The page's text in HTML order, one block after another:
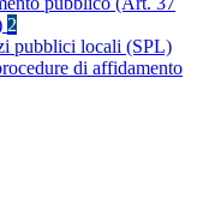
2
pubblici locali (SPL)
di affidamento